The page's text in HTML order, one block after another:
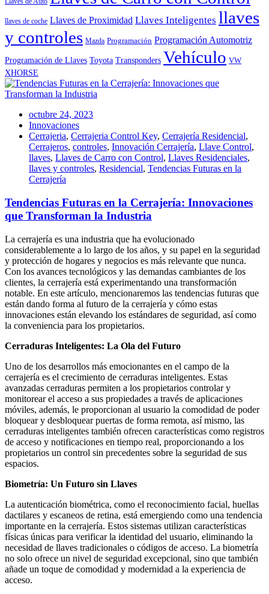
Llaves de Auto
llaves de coche Llaves de Proximidad Llaves Inteligentes llaves
y controles Mazda Programación Programación Automotriz
Programación de Llaves Toyota Transponders Vehículo VW
XHORSE
octubre 24, 2023
Innovaciones
Cerrajeria, Cerrajeria Control Key, Cerrajería Residencial,
Cerrajeros, controles, Innovación Cerrajería, Llave Control,
llaves, Llaves de Carro con Control, Llaves Residenciales,
llaves y controles, Residencial, Tendencias Futuras en la
Cerrajería
Tendencias Futuras en la Cerrajería: Innovaciones
que Transforman la Industria
La cerrajería es una industria que ha evolucionado
considerablemente a lo largo de los años, y su papel en la seguridad
y protección de hogares y negocios es más relevante que nunca.
Con los avances tecnológicos y las demandas cambiantes de los
clientes, la cerrajería está experimentando una transformación
notable. En este artículo, mencionaremos las tendencias futuras que
están dando forma al futuro de la cerrajería y cómo estas
innovaciones están elevando los estándares de seguridad, así como
la conveniencia para los propietarios.
Cerraduras Inteligentes: La Ola del Futuro
Uno de los desarrollos más emocionantes en el campo de la
cerrajería es el crecimiento de cerraduras inteligentes. Estas
avanzadas cerraduras permiten a los propietarios controlar y
monitorear el acceso a sus propiedades a través de aplicaciones
móviles, además, le proporcionan al usuario la comodidad de poder
bloquear y desbloquear puertas de forma remota, así mismo, las
cerraduras inteligentes también ofrecen características como registros
de acceso y notificaciones en tiempo real, proporcionando a los
propietarios un control sin precedentes sobre la seguridad de sus
espacios.
Biometría: Un Futuro sin Llaves
La autenticación biométrica, como el reconocimiento facial, huellas
dactilares y escaneos de retina, está emergiendo como una tendencia
importante en la cerrajería. Estos sistemas utilizan características
físicas únicas para verificar la identidad del usuario, eliminando la
necesidad de llaves tradicionales o códigos de acceso. La biometría
no solo ofrece un nivel de seguridad excepcional, sino que también
añade un toque de comodidad y modernidad a la experiencia de
acceso.